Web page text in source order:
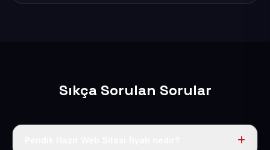
Sıkça Sorulan Sorular